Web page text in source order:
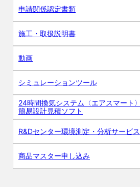
申請関係認定書類
施工・取扱説明書
動画
シミュレーションツール
24時間換気システム〈エアスマート〉
簡易設計見積ソフト
R&Dセンター環境測定・分析サービス
商品マスター申し込み